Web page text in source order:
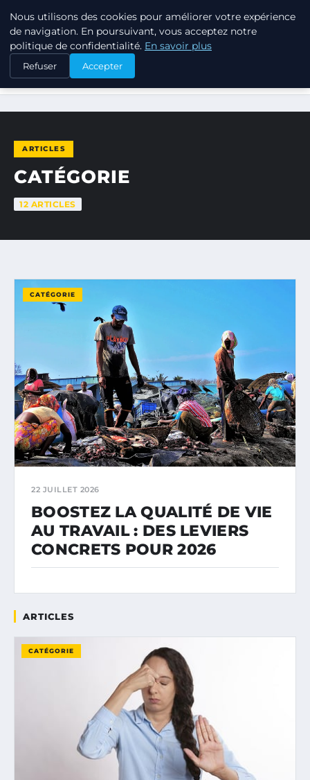
TUEZ-LES TOUS
ACCUEIL CATÉGORIE
ARTICLES
CATÉGORIE
12 ARTICLES
CATÉGORIE
22 JUILLET 2026
BOOSTEZ LA QUALITÉ DE VIE
AU TRAVAIL : DES LEVIERS
CONCRETS POUR 2026
ARTICLES
CATÉGORIE
Nous utilisons des cookies pour améliorer votre expérience
de navigation. En poursuivant, vous acceptez notre
politique de confidentialité. En savoir plus
Refuser Accepter